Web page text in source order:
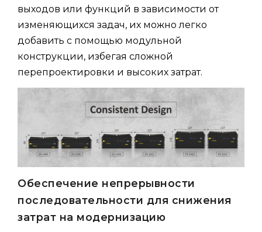
выходов или функций в зависимости от
изменяющихся задач, их можно легко
добавить с помощью модульной
конструкции, избегая сложной
перепроектировки и высоких затрат.
Обеспечение непрерывности
последовательности для снижения
затрат на модернизацию